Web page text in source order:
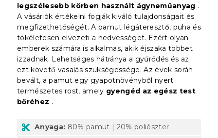
legszélesebb körben használt ágyneműanyag .
A vásárlók értékelni fogják kiváló tulajdonságait és
megfizethetőségét. A pamut légáteresztő, puha és
tökéletesen elvezeti a nedvességet. Ezért olyan
emberek számára is alkalmas, akik éjszaka többet
izzadnak. Lehetséges hátránya a gyűrődés és az
ezt követő vasalás szükségessége. Az évek során
bevált, a pamut egy gyapotnövényből nyert
természetes rost, amely gyengéd az egész test
bőréhez .
Anyaga: 80% pamut | 20% poliészter